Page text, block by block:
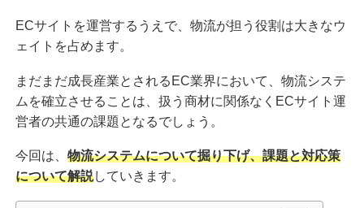
ECサイトを運営するうえで、物流が担う役割は大きなウ
ェイトを占めます。
まだまだ成長産業とされるEC業界において、物流システ
ムを確立させることは、扱う商材に関係なくECサイト運
営者の共通の課題となるでしょう。
今回は、 物流システムについて掘り下げ、課題と対応策
について解説していきます。